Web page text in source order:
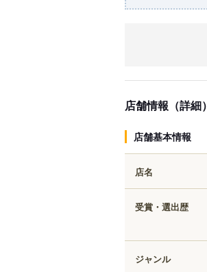
店舗情報（詳細）
店舗基本情報
店名
受賞・選出歴
ジャンル